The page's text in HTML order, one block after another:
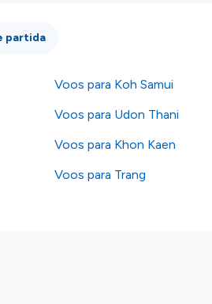
partida
Voos para Koh Samui
Voos para Udon Thani
Voos para Khon Kaen
Voos para Trang